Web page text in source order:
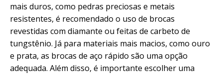
mais duros, como pedras preciosas e metais
resistentes, é recomendado o uso de brocas
revestidas com diamante ou feitas de carbeto de
tungstênio. Já para materiais mais macios, como ouro
e prata, as brocas de aço rápido são uma opção
adequada. Além disso, é importante escolher uma